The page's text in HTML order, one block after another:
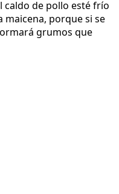
caldo de pollo esté frío
maicena, porque si se
grumos que